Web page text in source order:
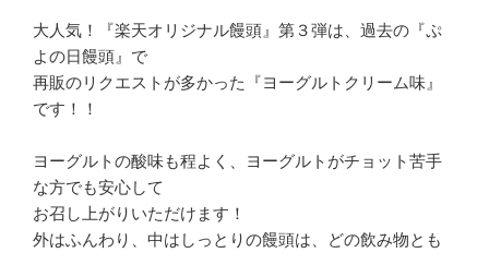
大人気！『楽天オリジナル饅頭』第３弾は、過去の『ぷ
よの日饅頭』で
再販のリクエストが多かった『ヨーグルトクリーム味』
です！！
ヨーグルトの酸味も程よく、ヨーグルトがチョット苦手
な方でも安心して
お召し上がりいただけます！
外はふんわり、中はしっとりの饅頭は、どの飲み物とも